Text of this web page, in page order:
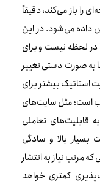
را باز می‌کند، دقیقاً
داده می‌شود. در این
در لحظه نیست و برای
به‌صورت دستی تغییر
استاتیک بیشتر برای
است؛ مثل سایت‌های
قابلیت‌های تعاملی
بالا و سادگی
مرتب نیاز به انتشار
کمتری خواهد